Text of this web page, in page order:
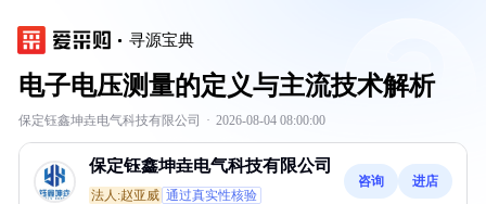
寻源宝典
电子电压测量的定义与主流技术解析
保定钰鑫坤垚电气科技有限公司 · 2026-08-04 08:00:00
保定钰鑫坤垚电气科技有限公司
法人:赵亚威 通过真实性核验
咨询 进店